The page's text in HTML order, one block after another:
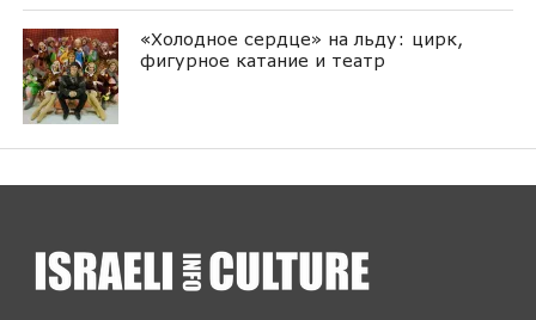
«Холодное сердце» на льду: цирк,
фигурное катание и театр